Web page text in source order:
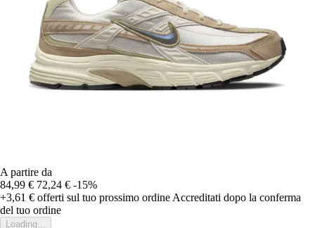
A partire da
84,99 € 72,24 € -15%
+3,61 € offerti sul tuo prossimo ordine Accreditati dopo la conferma
del tuo ordine
Loading...